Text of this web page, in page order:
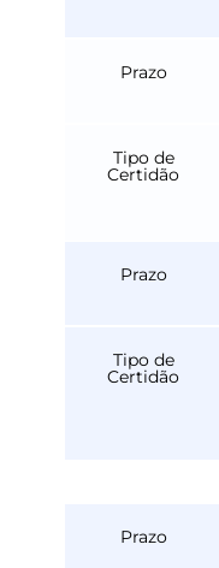
Prazo
Tipo de
Certidão
Prazo
Tipo de
Certidão
Prazo